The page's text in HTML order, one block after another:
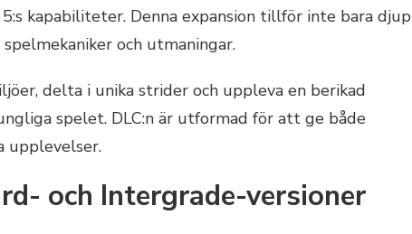
kapabiliteter. Denna expansion tillför inte bara djup
och utmaningar.
delta i unika strider och uppleva en berikad
spelet. DLC:n är utformad för att ge både
upplevelser.
och Intergrade-versioner